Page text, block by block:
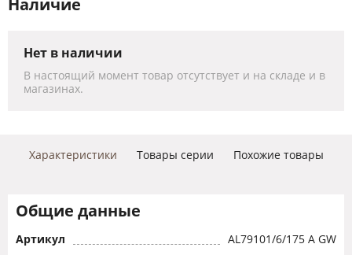
Наличие
Нет в наличии
В настоящий момент товар отсутствует и на складе и в
магазинах.
Характеристики Товары серии Похожие товары
Общие данные
Артикул
AL79101/6/175 A GW